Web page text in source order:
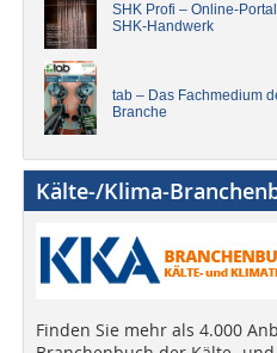
SHK Profi – Online-
SHK-Handwerk
tab – Das Fachmedium
Branche
Kälte-/Klima-
Finden Sie mehr als 4.000